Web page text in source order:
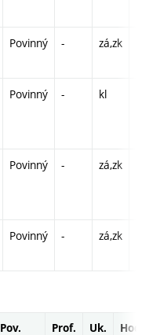
Povinný - zá,zk
Povinný - kl
Povinný - zá,zk
Povinný - zá,zk
Pov. Prof. Uk. Hod.